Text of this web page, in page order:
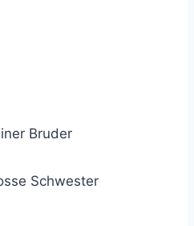
Bruder
Schwester